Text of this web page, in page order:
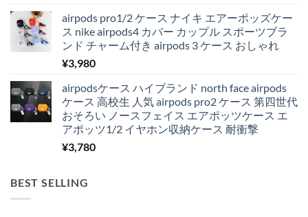
airpods pro1/2 ケース ナイキ エアーポッズケー
ス nike airpods4 カバー カップル スポーツブラ
ンド チャーム付き airpods 3 ケース おしゃれ
¥3,980
airpodsケース ハイブランド north face airpods
ケース 高校生 人気 airpods pro2 ケース 第四世代
おそろい ノースフェイス エアポッツケース エ
アポッツ1/2 イヤホン収納ケース 耐衝撃
¥3,780
BEST SELLING